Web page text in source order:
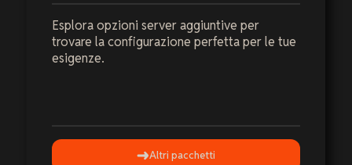
Esplora opzioni server aggiuntive per
trovare la configurazione perfetta per le tue
esigenze.
Altri pacchetti